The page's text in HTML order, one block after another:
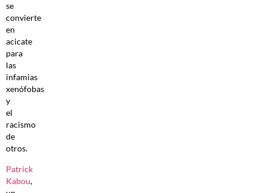
se
convierte
en
acicate
para
las
infamias
xenófobas
y
el
racismo
de
otros.
Patrick
Kabou,